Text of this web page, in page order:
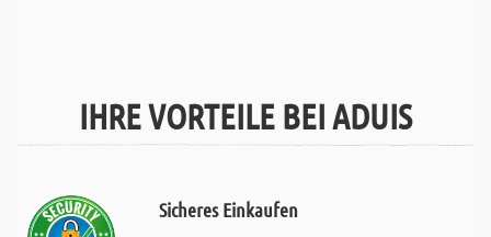
IHRE VORTEILE BEI ADUIS
Sicheres Einkaufen